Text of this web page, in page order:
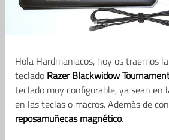
Hola Hardmaniacos, hoy os traemos
teclado Razer Blackwidow
teclado muy configurable, ya sean en
en las teclas o macros. Además de
reposamuñecas magnético.